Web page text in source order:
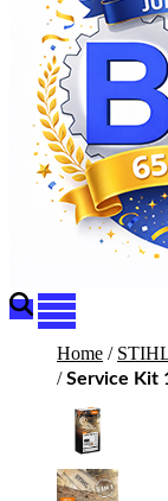
Home /
/Service Kit